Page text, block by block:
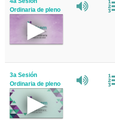
Ordinaria de pleno
3a Sesión
Ordinaria de pleno